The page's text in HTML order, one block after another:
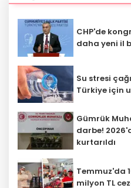
CHP'de
daha yeni il
Su stresi
Türkiye için
Gümrük
darbe!
kurtarıldı
Temmuz'da
milyon TL